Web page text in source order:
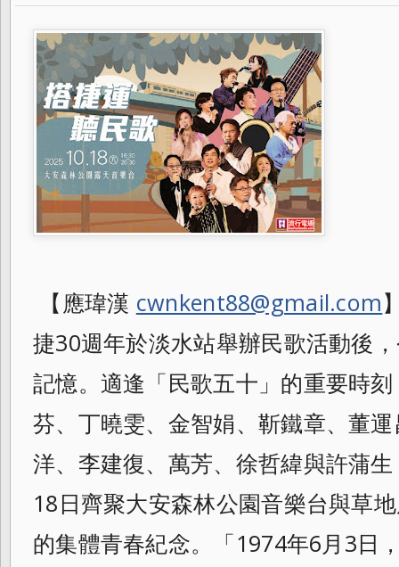
【應瑋漢 cwnkent88@gmail.com
捷30週年於淡水站舉辦民歌活動後
記憶。適逢「民歌五十」的重要時
芬、丁曉雯、金智娟、靳鐵章、董
洋、李建復、萬芳、徐哲緯與許蒲
18日齊聚大安森林公園音樂台與草
的集體青春紀念。「1974年6月3日